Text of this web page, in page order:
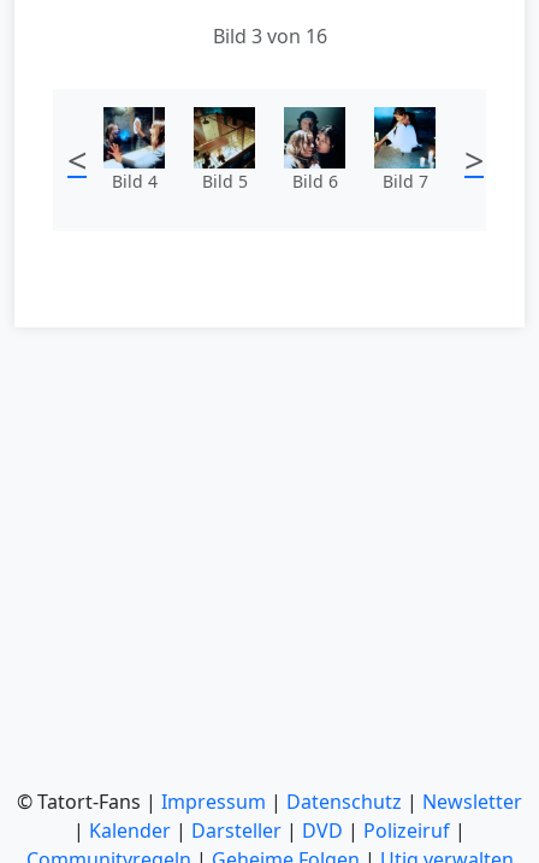
Bild 3 von 16
< Bild 4 Bild 5 Bild 6 Bild 7 >
© Tatort-Fans | Impressum | Datenschutz | Newsletter
| Kalender | Darsteller | DVD | Polizeiruf |